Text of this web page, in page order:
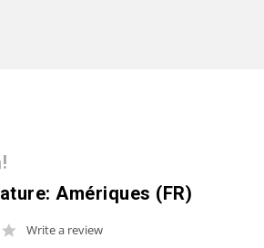
Amériques (FR)
0.0
Write a review